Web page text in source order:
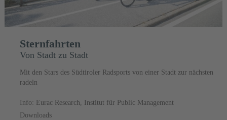
Sternfahrten
Von Stadt zu Stadt
Mit den Stars des Südtiroler Radsports von einer Stadt zur nächsten
radeln
Info: Eurac Research, Institut für Public Management
Downloads